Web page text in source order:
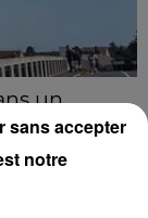
un
7 août à
notre
sans accepter